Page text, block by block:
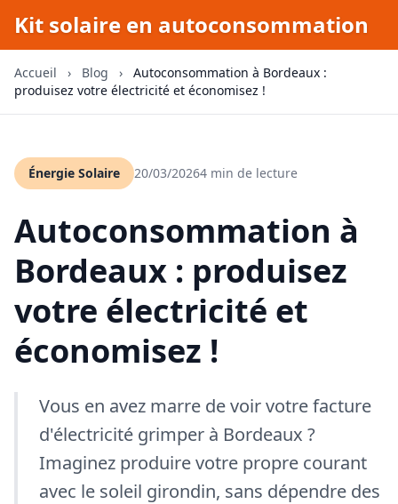
Kit solaire en autoconsommation
Accueil › Blog ›
Autoconsommation à Bordeaux :
produisez votre électricité et économisez !
Énergie Solaire 20/03/20264 min de lecture
Autoconsommation à
Bordeaux : produisez
votre électricité et
économisez !
Vous en avez marre de voir votre facture
d'électricité grimper à Bordeaux ?
Imaginez produire votre propre courant
avec le soleil girondin, sans dépendre des